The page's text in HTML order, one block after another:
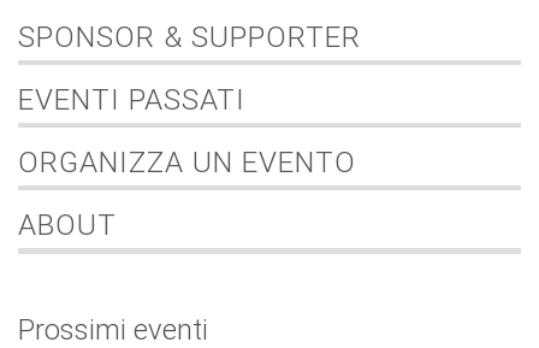
SPONSOR & SUPPORTER
EVENTI PASSATI
ORGANIZZA UN EVENTO
ABOUT
Prossimi eventi